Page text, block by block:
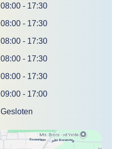
08:00 - 17:30
08:00 - 17:30
08:00 - 17:30
08:00 - 17:30
08:00 - 17:30
09:00 - 17:00
Gesloten